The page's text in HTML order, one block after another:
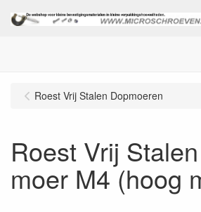
Roest Vrij Stalen Dopmoeren
Roest Vrij
moer M4 (hoog